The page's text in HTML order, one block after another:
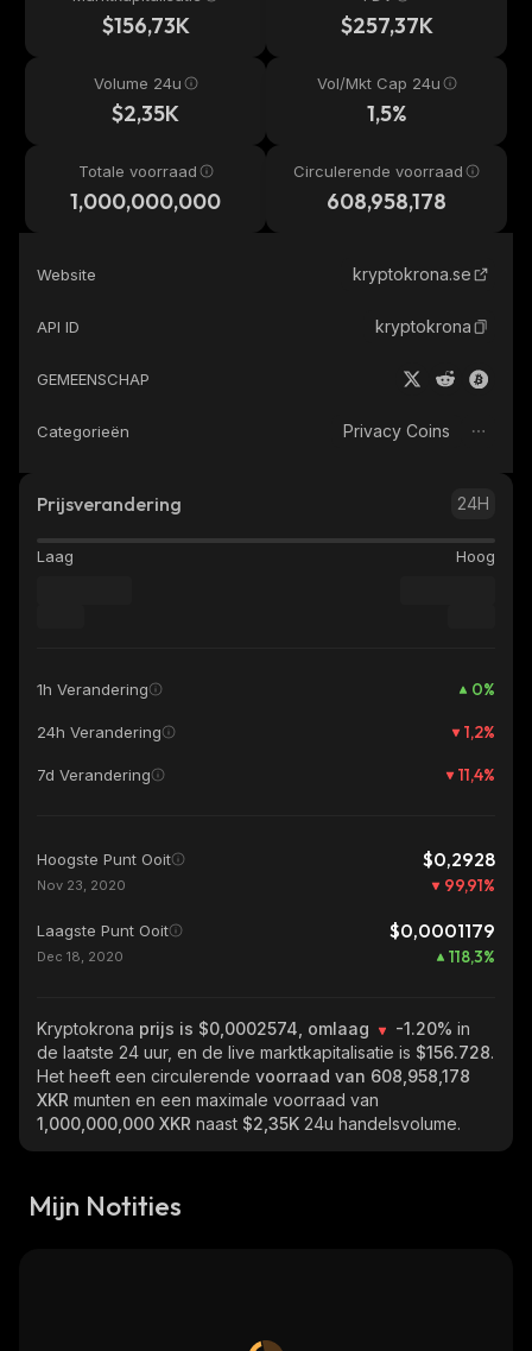
$156,73K $257,37K
Volume 24u
$2,35K
Vol/Mkt Cap 24u
1,5%
Totale voorraad
1,000,000,000
Circulerende voorraad
608,958,178
Website kryptokrona.se
API ID kryptokrona
GEMEENSCHAP
Categorieën Privacy Coins
Prijsverandering 24H
Laag Hoog
1h Verandering 0%
24h Verandering 1,2%
7d Verandering 11,4%
Hoogste Punt Ooit $0,2928
Nov 23, 2020 99,91%
Laagste Punt Ooit $0,0001179
Dec 18, 2020 118,3%
Kryptokrona prijs is $0,0002574, omlaag -1.20% in
de laatste 24 uur, en de live marktkapitalisatie is $156.728.
Het heeft een circulerende voorraad van 608,958,178
XKR munten en een maximale voorraad van
1,000,000,000 XKR naast $2,35K 24u handelsvolume.
Mijn Notities